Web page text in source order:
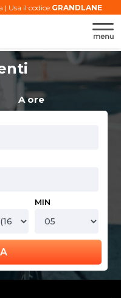
Usa il codice:GRANDLANE
A ore
MIN